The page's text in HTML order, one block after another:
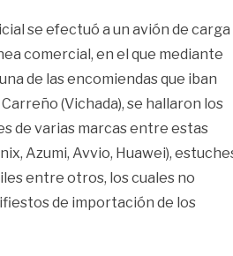
se efectuó a un avión de carga
comercial, en el que mediante
de las encomiendas que iban
(Vichada), se hallaron los
de varias marcas entre estas
Azumi, Avvio, Huawei),
entre otros, los cuales no
de importación de los